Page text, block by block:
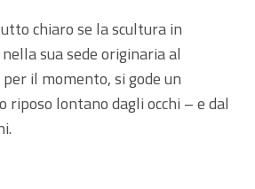
chiaro se la scultura in
sua sede originaria al
il momento, si gode un
riposo lontano dagli occhi – e dal